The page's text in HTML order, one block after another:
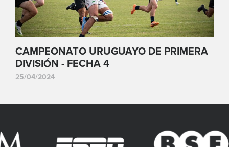
CAMPEONATO URUGUAYO DE PRIMERA
DIVISIÓN - FECHA 4
25/04/2024